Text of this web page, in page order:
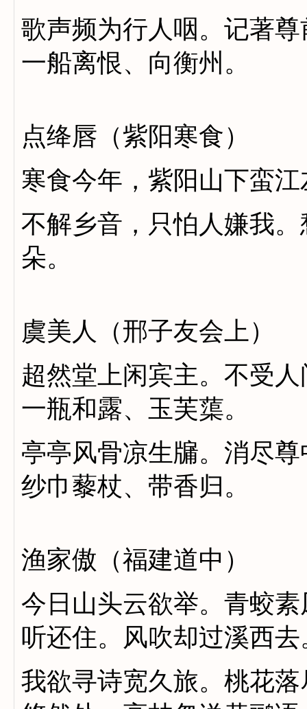
歌声频为行人咽。记著
一船离恨、向衡州。
点绛唇（紫阳寒食）
寒食今年，紫阳山下蛮
不解乡音，只怕人嫌我
朵。
虞美人（邢子友会上）
超然堂上闲宾主。不受
一瓶和露、玉芙蕖。
亭亭风骨凉生牖。消尽
纱巾藜杖、带香归。
渔家傲（福建道中）
今日山头云欲举。青蛟
听还住。风吹却过溪西
我欲寻诗宽久旅。桃花